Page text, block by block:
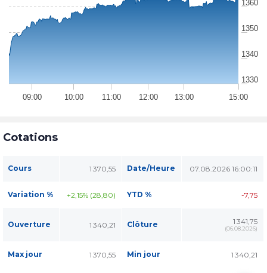
09:00 10:00 11:00 12:00 13:00 15:00
1330
1340
1350
1360
Cotations
Cours 1 370,55 Date/Heure 07.08.2026 16:00:11
Variation % +2,15% (28,80) YTD % -7,75
Ouverture 1 340,21 Clôture 1 341,75
(06.08.2026)
Max jour 1 370,55 Min jour 1 340,21